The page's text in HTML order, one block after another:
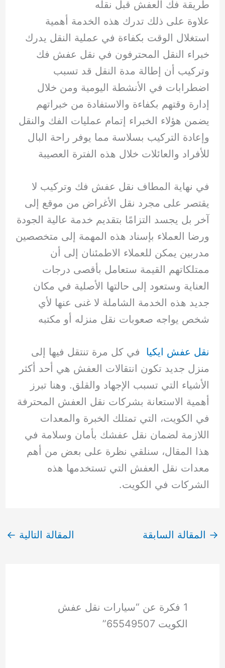
طريقة فك العفش قبل نقله
علاوة على ذلك تدرك هذه الخدمة أهمية
استغلال الوقت بكفاءة في عملية النقل يدرك
خبراء النقل المحترفون في نقل عفش فك
وتركيب أن إطالة مدة النقل قد تسبب
اضطرابات في الأنشطة اليومية ومن خلال
إدارة وقتهم بكفاءة والاستفادة من خبراتهم
يضمن هؤلاء الخبراء إتمام عمليات الفك والنقل
وإعادة التركيب بسلاسة مما يوفر راحة البال
للأفراد والعائلات خلال هذه الفترة العصيبة
في نهاية المطاف نقل عفش فك وتركيب لا
يقتصر على مجرد نقل الأغراض من موقع إلى
آخر بل يجسد التزامًا بتقديم خدمة عالية الجودة
ورضا العملاء بإسناد هذه المهمة إلى متخصصين
مدربين يمكن للعملاء الاطمئنان إلى أن
ممتلكاتهم القيمة ستعامل بأقصى درجات
العناية وستعود إلى حالتها الأصلية في مكان
جديد هذه الخدمة الشاملة لا غنى عنها لأي
شخص يواجه صعوبات نقل منزله أو مكتبه
نقل عفش ايكيا
في كل مرة تنتقل فيها إلى
منزل جديد تكون انتقالات العفش هي أحد أكثر
الأشياء التي تسبب الإجهاد والقلق. وهنا تبرز
أهمية الاستعانة بشركات نقل العفش المحترفة
في الكويت، التي تمتلك الخبرة والمعدات
اللازمة لضمان نقل عفشك بأمان وسلامة في
هذا المقال، سنلقي نظرة على بعض من أهم
معدات نقل العفش التي تستخدمها هذه
الشركات في الكويت.
→ المقالة السابقة المقالة التالية ←
1 فكرة عن “سيارات نقل عفش
الكويت 65549507”